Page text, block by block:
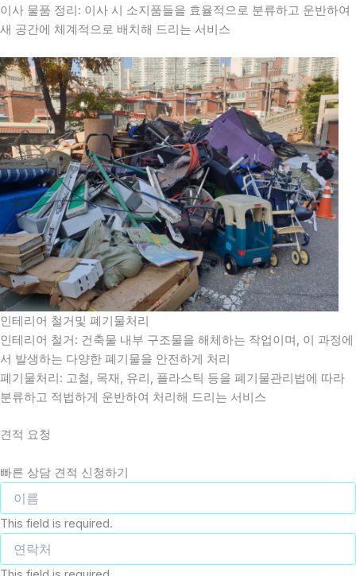
이사 물품 정리: 이사 시 소지품들을 효율적으로 분류하고 운반하여
새 공간에 체계적으로 배치해 드리는 서비스
인테리어 철거및 폐기물처리
인테리어 철거: 건축물 내부 구조물을 해체하는 작업이며, 이 과정에
서 발생하는 다양한 폐기물을 안전하게 처리
폐기물처리: 고철, 목재, 유리, 플라스틱 등을 폐기물관리법에 따라
분류하고 적법하게 운반하여 처리해 드리는 서비스
견적 요청
빠른 상담 견적 신청하기
This field is required.